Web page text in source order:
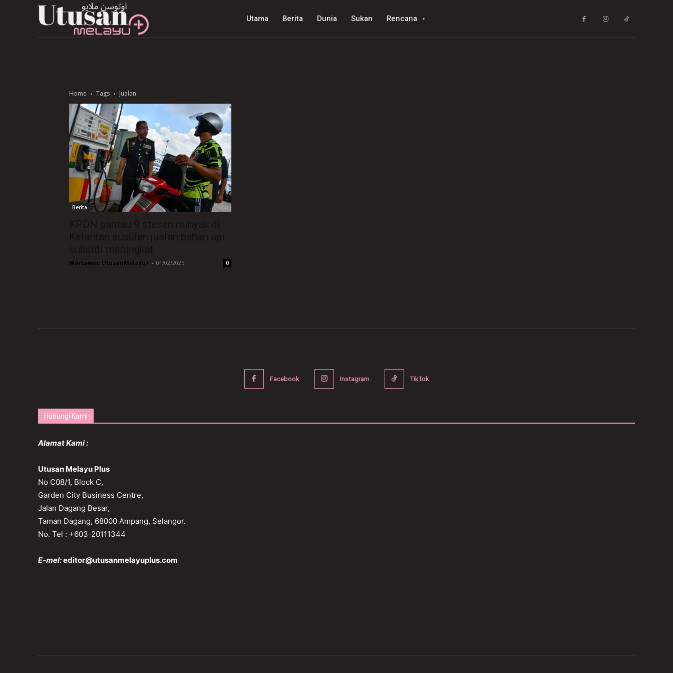
Utama Berita Dunia Sukan Rencana
Home Tags Jualan
Berita
Wartawan UtusanMelayu+ - 01/02/2026 0
Facebook Instagram TikTok
Hubungi Kami
Alamat Kami :
Utusan Melayu Plus
No C08/1, Block C,
Garden City Business Centre,
Jalan Dagang Besar,
Taman Dagang, 68000 Ampang, Selangor.
No. Tel : +603-20111344
E-mel:editor@utusanmelayuplus.com